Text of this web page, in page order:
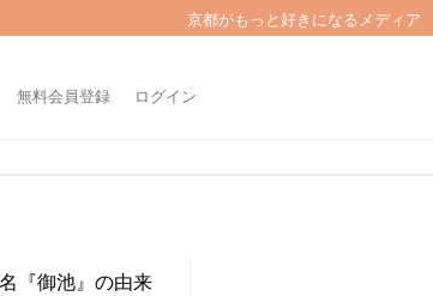
京都がもっと好きになるメディア
無料会員登録 ログイン
『御池』の由来